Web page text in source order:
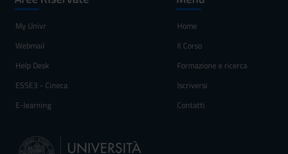
My Univr
Webmail
Help Desk
ESSE3 - Cineca
E-learning
Home
Il Corso
Formazione e ricerca
Iscriversi
Contatti